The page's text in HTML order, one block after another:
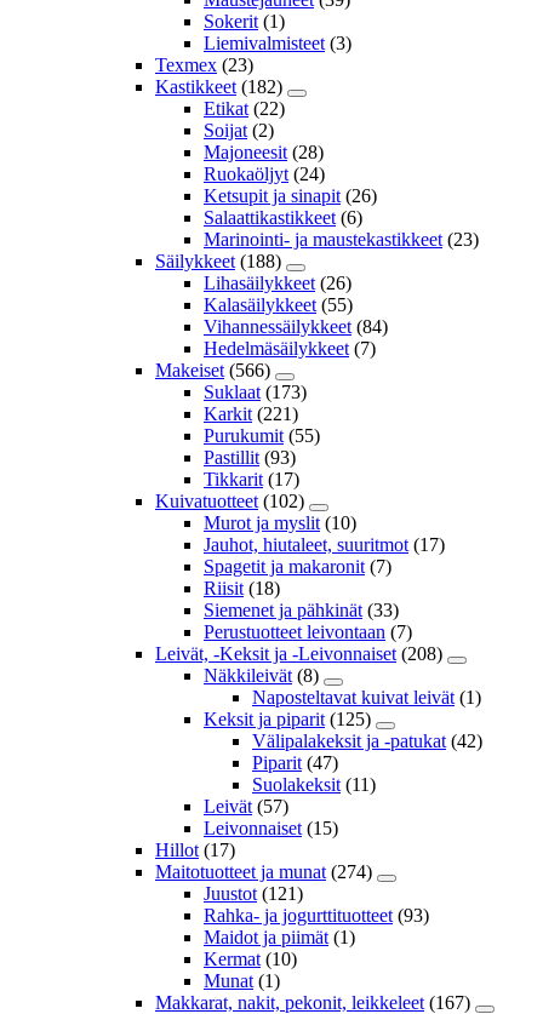
Sokerit (1)
Liemivalmisteet (3)
Texmex (23)
Kastikkeet (182)
Etikat (22)
Soijat (2)
Majoneesit (28)
Ruokaöljyt (24)
Ketsupit ja sinapit (26)
Salaattikastikkeet (6)
Marinointi- ja maustekastikkeet (23)
Säilykkeet (188)
Lihasäilykkeet (26)
Kalasäilykkeet (55)
Vihannessäilykkeet (84)
Hedelmäsäilykkeet (7)
Makeiset (566)
Suklaat (173)
Karkit (221)
Purukumit (55)
Pastillit (93)
Tikkarit (17)
Kuivatuotteet (102)
Murot ja myslit (10)
Jauhot, hiutaleet, suuritmot (17)
Spagetit ja makaronit (7)
Riisit (18)
Siemenet ja pähkinät (33)
Perustuotteet leivontaan (7)
Leivät, -Keksit ja -Leivonnaiset (208)
Näkkileivät (8)
Naposteltavat kuivat leivät (1)
Keksit ja piparit (125)
Välipalakeksit ja -patukat (42)
Piparit (47)
Suolakeksit (11)
Leivät (57)
Leivonnaiset (15)
Hillot (17)
Maitotuotteet ja munat (274)
Juustot (121)
Rahka- ja jogurttituotteet (93)
Maidot ja piimät (1)
Kermat (10)
Munat (1)
Makkarat, nakit, pekonit, leikkeleet (167)